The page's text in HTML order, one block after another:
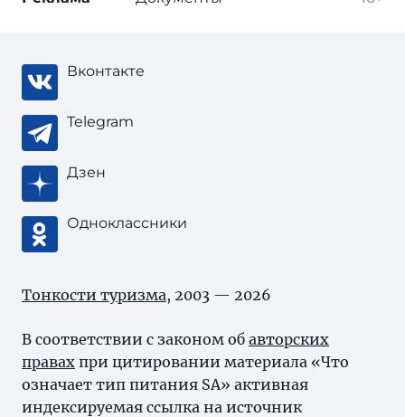
Вконтакте
Telegram
Дзен
Одноклассники
Тонкости туризма, 2003 — 2026
В соответствии с законом об авторских
правах при цитировании материала «Что
означает тип питания SA» активная
индексируемая ссылка на источник